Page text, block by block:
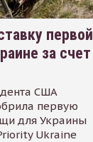
первой
за счет
США
первую
для Украины
Ukraine